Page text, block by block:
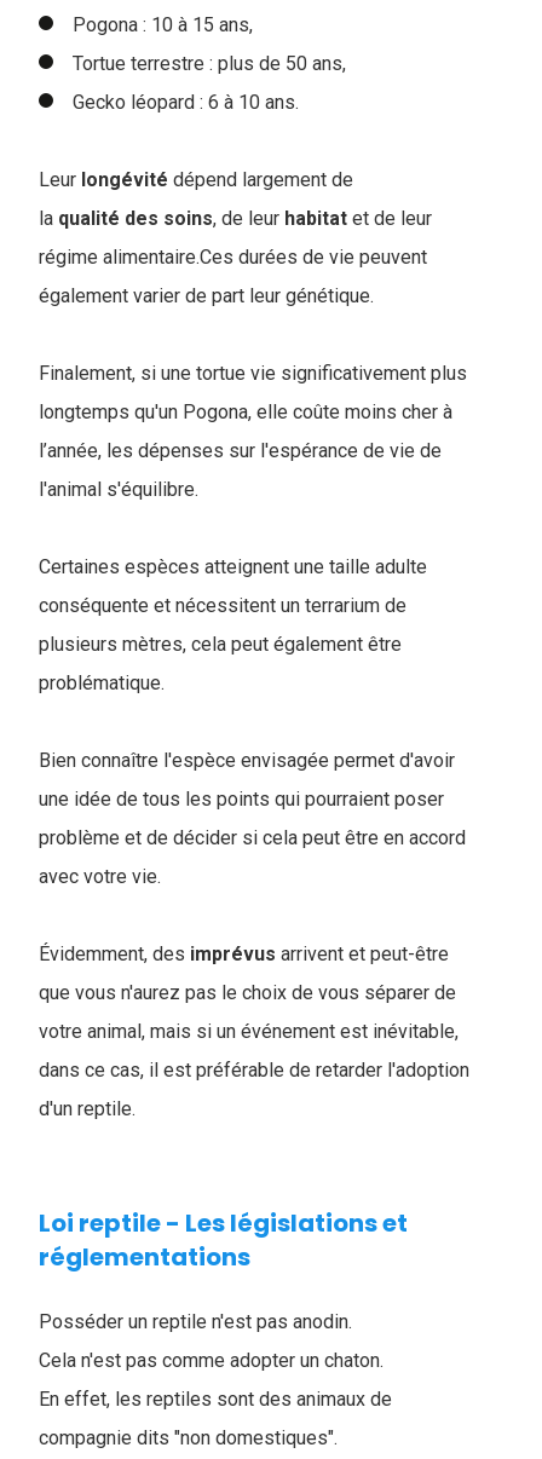
Pogona : 10 à 15 ans,
Tortue terrestre : plus de 50 ans,
Gecko léopard : 6 à 10 ans.
Leur longévité dépend largement de
la qualité des soins, de leur habitat et de leur
régime alimentaire.Ces durées de vie peuvent
également varier de part leur génétique.
Finalement, si une tortue vie significativement plus
longtemps qu'un Pogona, elle coûte moins cher à
l’année, les dépenses sur l'espérance de vie de
l'animal s'équilibre.
Certaines espèces atteignent une taille adulte
conséquente et nécessitent un terrarium de
plusieurs mètres, cela peut également être
problématique.
Bien connaître l'espèce envisagée permet d'avoir
une idée de tous les points qui pourraient poser
problème et de décider si cela peut être en accord
avec votre vie.
Évidemment, des imprévus arrivent et peut-être
que vous n'aurez pas le choix de vous séparer de
votre animal, mais si un événement est inévitable,
dans ce cas, il est préférable de retarder l'adoption
d'un reptile.
Loi reptile - Les législations et
réglementations
Posséder un reptile n'est pas anodin.
Cela n'est pas comme adopter un chaton.
En effet, les reptiles sont des animaux de
compagnie dits "non domestiques".